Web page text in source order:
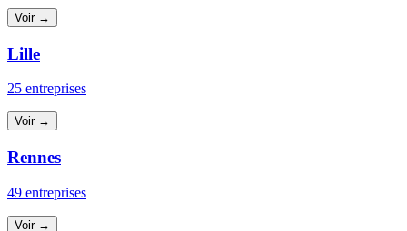
Voir →
Lille
25 entreprises
Voir →
Rennes
49 entreprises
Voir →